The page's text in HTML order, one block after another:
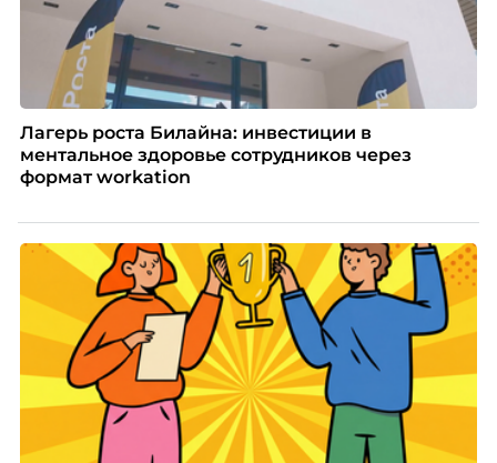
Лагерь роста Билайна: инвестиции в
ментальное здоровье сотрудников через
формат workation